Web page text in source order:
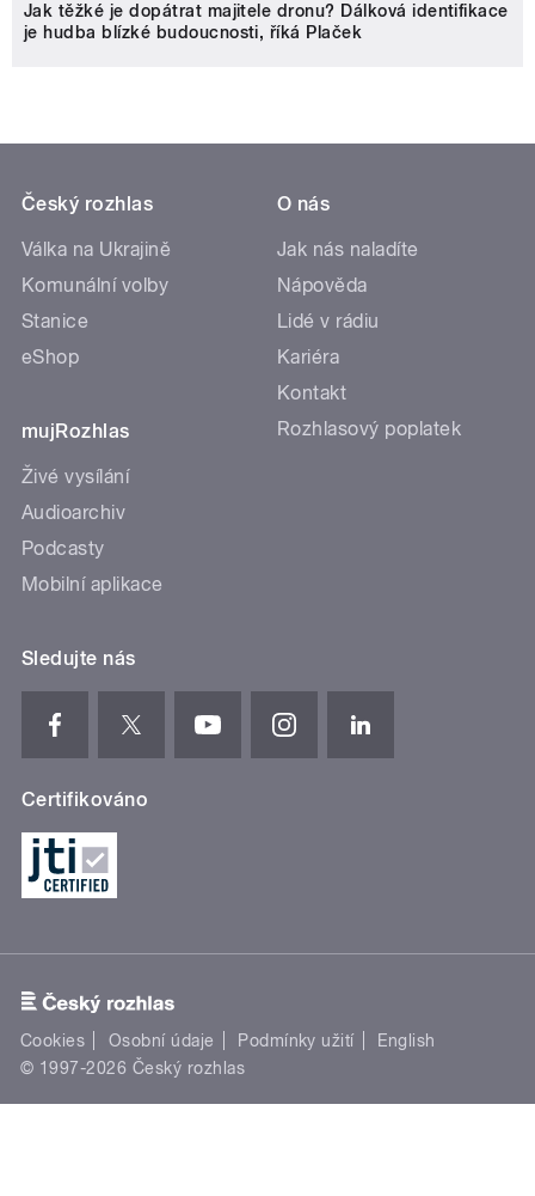
Jak těžké je dopátrat majitele dronu? Dálková identifikace
je hudba blízké budoucnosti, říká Plaček
Český rozhlas
Válka na Ukrajině
Komunální volby
Stanice
eShop
mujRozhlas
Živé vysílání
Audioarchiv
Podcasty
Mobilní aplikace
O nás
Jak nás naladíte
Nápověda
Lidé v rádiu
Kariéra
Kontakt
Rozhlasový poplatek
Sledujte nás
Certifikováno
Cookies Osobní údaje Podmínky užití
English
© 1997-2026 Český rozhlas